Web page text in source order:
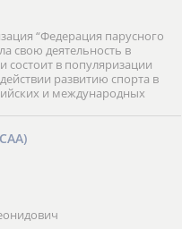
“Федерация парусного
свою деятельность в
состоит в популяризации
развитию спорта в
и международных